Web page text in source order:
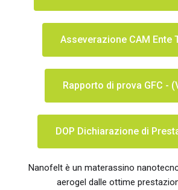
Asseverazione CAM Ente
Rapporto di prova GFC -
DOP Dichiarazione di
Nanofelt è un materassino
aerogel dalle ottime